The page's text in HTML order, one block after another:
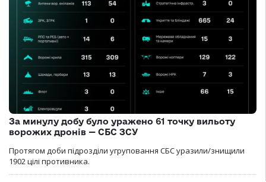
За минулу добу було уражено 61 точку вильоту
ворожих дронів — СБС ЗСУ
Протягом доби підрозділи угруповання СБС уразили/знищили
1902 цілі противника.